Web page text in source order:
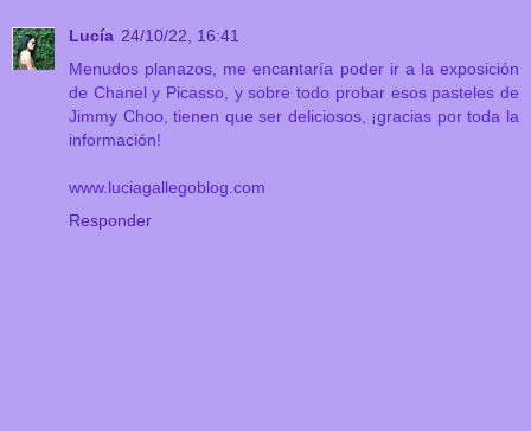
Lucía 24/10/22, 16:41
Menudos planazos, me encantaría poder ir a la exposición
de Chanel y Picasso, y sobre todo probar esos pasteles de
Jimmy Choo, tienen que ser deliciosos, ¡gracias por toda la
información!
www.luciagallegoblog.com
Responder